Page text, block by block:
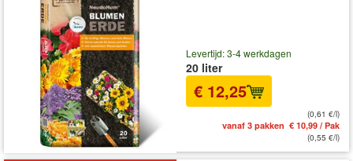
Levertijd: 3-4 werkdagen
20 liter
€ 12,25
(0,61 €/l)
vanaf 3 pakken € 10,99 / Pak
(0,55 €/l)